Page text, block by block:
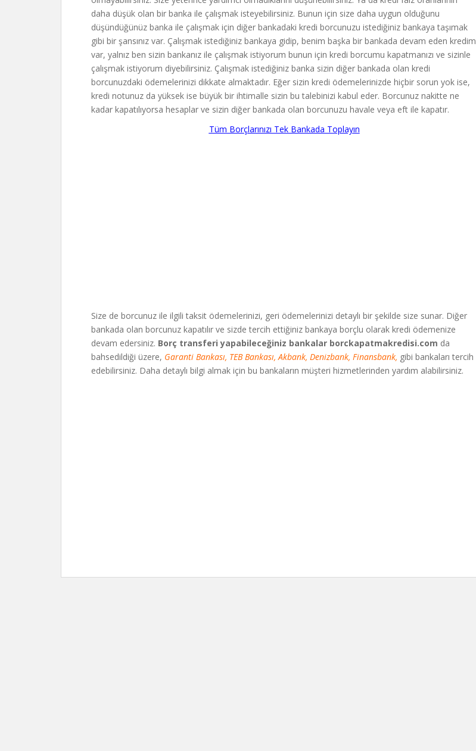
daha düşük olan bir banka ile çalışmak isteyebilirsiniz. Bunun için size daha uygun olduğunu
düşündüğünüz banka ile çalışmak için diğer bankadaki kredi borcunuzu istediğiniz bankaya taşımak
gibi bir şansınız var. Çalışmak istediğiniz bankaya gidip, benim başka bir bankada devam eden kredim
var, yalnız ben sizin bankanız ile çalışmak istiyorum bunun için kredi borcumu kapatmanızı ve sizinle
çalışmak istiyorum diyebilirsiniz. Çalışmak istediğiniz banka sizin diğer bankada olan kredi
borcunuzdaki ödemelerinizi dikkate almaktadır. Eğer sizin kredi ödemelerinizde hiçbir sorun yok ise,
kredi notunuz da yüksek ise büyük bir ihtimalle sizin bu talebinizi kabul eder. Borcunuz nakitte ne
kadar kapatılıyorsa hesaplar ve sizin diğer bankada olan borcunuzu havale veya eft ile kapatır.
Tüm Borçlarınızı Tek Bankada Toplayın
Size de borcunuz ile ilgili taksit ödemelerinizi, geri ödemelerinizi detaylı bir şekilde size sunar. Diğer
bankada olan borcunuz kapatılır ve sizde tercih ettiğiniz bankaya borçlu olarak kredi ödemenize
devam edersiniz. Borç transferi yapabileceğiniz bankalar borckapatmakredisi.com da
bahsedildiği üzere, Garanti Bankası, TEB Bankası, Akbank, Denizbank, Finansbank, gibi bankaları tercih
edebilirsiniz. Daha detaylı bilgi almak için bu bankaların müşteri hizmetlerinden yardım alabilirsiniz.